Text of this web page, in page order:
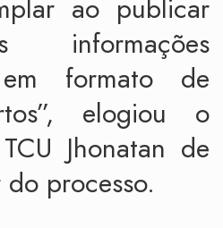
ao publicar
em formato de
elogiou o
Jhonatan de
do processo.